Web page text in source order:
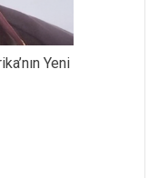
Yeni